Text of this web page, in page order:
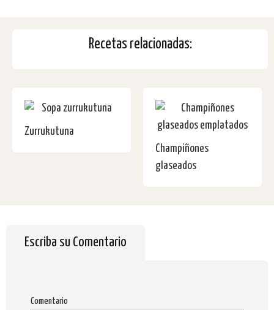
Recetas relacionadas:
Zurrukutuna
Champiñones
glaseados
Escriba su Comentario
Comentario